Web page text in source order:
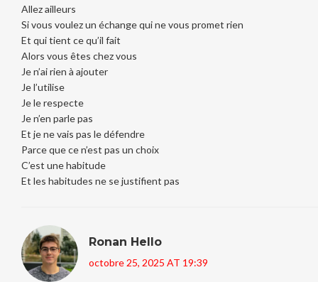
Allez ailleurs
Si vous voulez un échange qui ne vous promet rien
Et qui tient ce qu’il fait
Alors vous êtes chez vous
Je n’ai rien à ajouter
Je l’utilise
Je le respecte
Je n’en parle pas
Et je ne vais pas le défendre
Parce que ce n’est pas un choix
C’est une habitude
Et les habitudes ne se justifient pas
Ronan Hello
octobre 25, 2025 AT 19:39